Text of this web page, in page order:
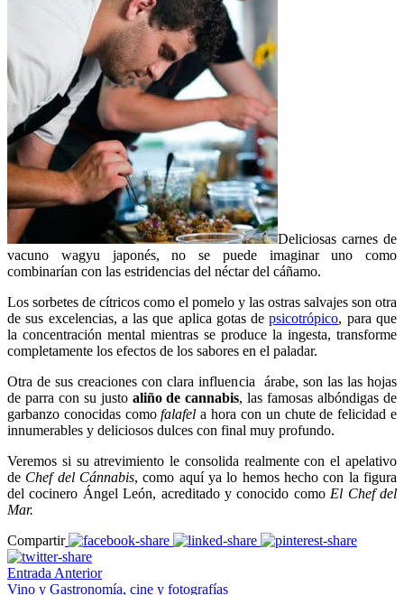
Deliciosas carnes de
vacuno wagyu japonés, no se puede imaginar uno como
combinarían con las estridencias del néctar del cáñamo.
Los sorbetes de cítricos como el pomelo y las ostras salvajes son otra
de sus excelencias, a las que aplica gotas depsicotrópico, para que
la concentración mental mientras se produce la ingesta, transforme
completamente los efectos de los sabores en el paladar.
Otra de sus creaciones con clara influencia árabe, son las las hojas
de parra con su justo aliño de cannabis, las famosas albóndigas de
garbanzo conocidas comofalafel a hora con un chute de felicidad e
innumerables y deliciosos dulces con final muy profundo.
Veremos si su atrevimiento le consolida realmente con el apelativo
de Chef del Cánnabis, como aquí ya lo hemos hecho con la figura
del cocinero Ángel León, acreditado y conocido como El Chef del
Mar.
Compartir
Entrada Anterior
Vino y Gastronomía, cine y fotografías